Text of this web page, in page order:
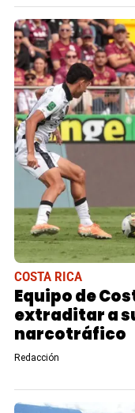
COSTA RICA
Equipo de
extraditar a
narcotráfico
Redacción